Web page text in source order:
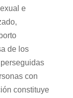
e
de los
con
constituye